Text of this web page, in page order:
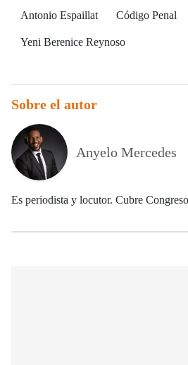
Antonio Espaillat Código Penal
Yeni Berenice Reynoso
Sobre el autor
Anyelo Mercedes
Es periodista y locutor. Cubre